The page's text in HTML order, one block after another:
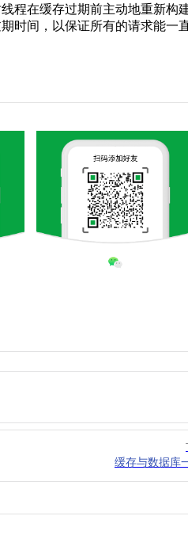
程在缓存过期前主动地重新构
时间，以保证所有的请求能一
缓存与数据库